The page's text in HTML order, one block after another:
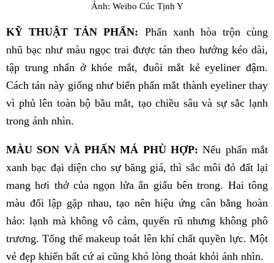
Ảnh: Weibo Cúc Tịnh Y
KỸ THUẬT TÁN PHẤN: Phấn xanh hòa trộn cùng
nhũ bạc như màu ngọc trai được tán theo hướng kéo dài,
tập trung nhấn ở khóe mắt, đuôi mắt kẻ eyeliner đậm.
Cách tán này giống như biến phấn mắt thành eyeliner thay
vì phủ lên toàn bộ bầu mắt, tạo chiều sâu và sự sắc lạnh
trong ánh nhìn.
MÀU SON VÀ PHẤN MÁ PHÙ HỢP:Nếu phấn mắt
xanh bạc đại diện cho sự băng giá, thì sắc môi đỏ đất lại
mang hơi thở của ngọn lửa ẩn giấu bên trong. Hai tông
màu đối lập gặp nhau, tạo nên hiệu ứng cân bằng hoàn
hảo: lạnh mà không vô cảm, quyến rũ nhưng không phô
trương. Tổng thể makeup toát lên khí chất quyền lực. Một
vẻ đẹp khiến bất cứ ai cũng khó lòng thoát khỏi ánh nhìn.